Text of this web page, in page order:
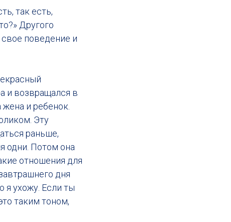
так есть,
Другого
поведение и
и возвращался в
и ребенок.
Эту
раньше,
одни. Потом она
отношения для
дня
я ухожу. Если ты
таким тоном,